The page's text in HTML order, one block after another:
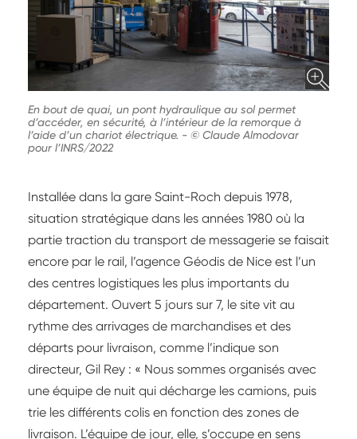
En bout de quai, un pont hydraulique au sol permet
d’accéder, en sécurité, à l’intérieur de la remorque à
l’aide d’un chariot électrique. - © Claude Almodovar
pour l’INRS/2022
Installée dans la gare Saint-Roch depuis 1978,
situation stratégique dans les années 1980 où la
partie traction du transport de messagerie se faisait
encore par le rail, l’agence Géodis de Nice est l’un
des centres logistiques les plus importants du
département. Ouvert 5 jours sur 7, le site vit au
rythme des arrivages de marchandises et des
départs pour livraison, comme l’indique son
directeur, Gil Rey : « Nous sommes organisés avec
une équipe de nuit qui décharge les camions, puis
trie les différents colis en fonction des zones de
livraison. L’équipe de jour, elle, s’occupe en sens